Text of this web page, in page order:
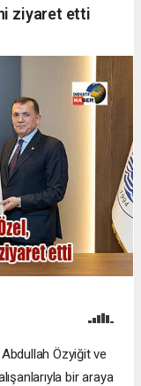
ziyaret etti
Özyiğit ve
bir araya